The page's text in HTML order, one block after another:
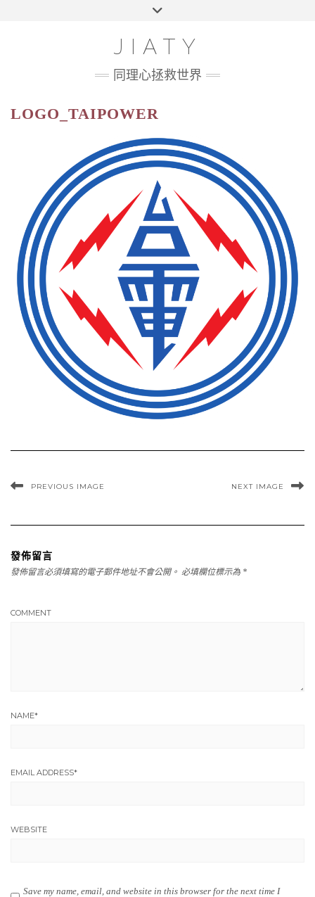
HOME
ABOUT
JIATY
同理心拯救世界
LOGO_TAIPOWER
PREVIOUS IMAGE NEXT IMAGE
發佈留言
發佈留言必須填寫的電子郵件地址不會公開。 必填欄位標示為 *
COMMENT
NAME*
EMAIL ADDRESS*
WEBSITE
Save my name, email, and website in this browser for the next time I